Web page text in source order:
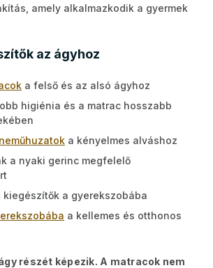
amely alkalmazkodik a gyermek
az ágyhoz
a felső és az alsó ágyhoz
higiénia és a matrac hosszabb
a kényelmes alváshoz
a nyaki gerinc megfelelő
kiegészítők a gyerekszobába
a kellemes és otthonos
részét képezik. A matracok nem